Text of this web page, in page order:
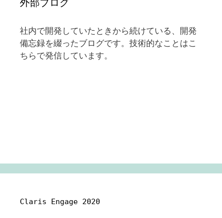
社内で開発していたときから続けている、開発
備忘録を綴ったブログです。技術的なことはこ
ちらで発信しています。
Claris Engage 2020